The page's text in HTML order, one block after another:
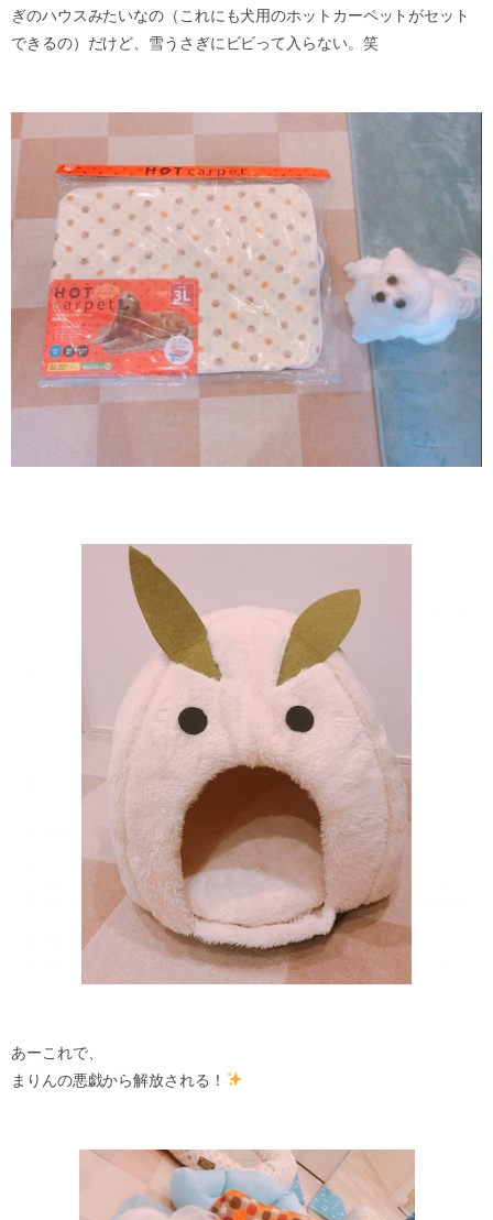
ぎのハウスみたいなの（これにも犬用のホットカーペットがセット
できるの）だけど、雪うさぎにビビって入らない。笑
あーこれで、
まりんの悪戯から解放される！